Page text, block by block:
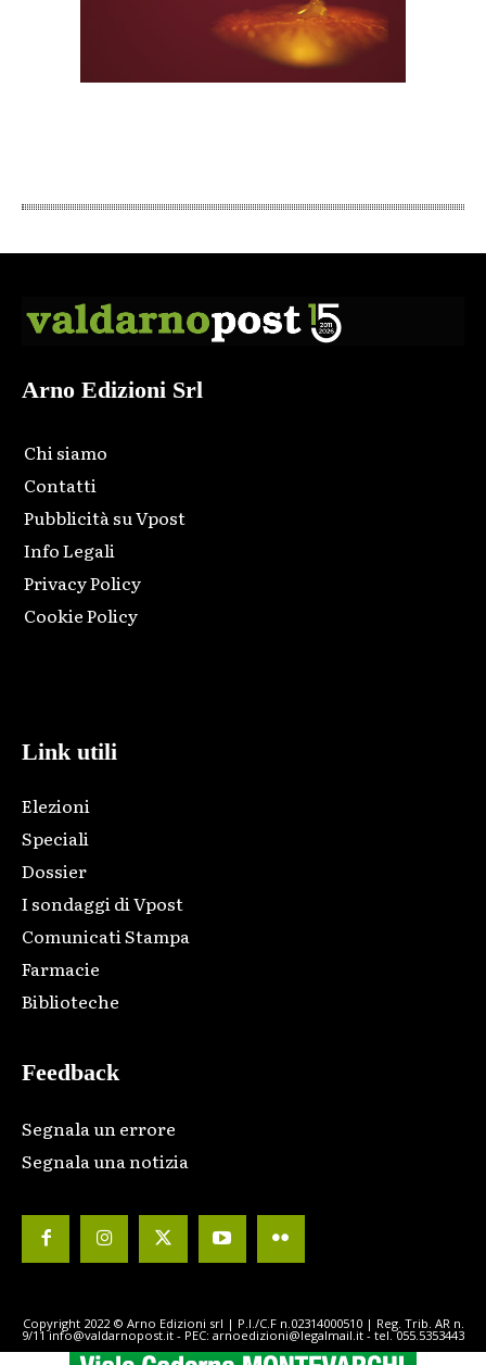
Arno Edizioni Srl
Chi siamo
Contatti
Pubblicità su Vpost
Info Legali
Privacy Policy
Cookie Policy
Link utili
Elezioni
Speciali
Dossier
I sondaggi di Vpost
Comunicati Stampa
Farmacie
Biblioteche
Feedback
Segnala un errore
Segnala una notizia
Copyright 2022 © Arno Edizioni srl | P.I./C.F n.02314000510 | Reg. Trib. AR n.
9/11 info@valdarnopost.it - PEC: arnoedizioni@legalmail.it - tel. 055.5353443